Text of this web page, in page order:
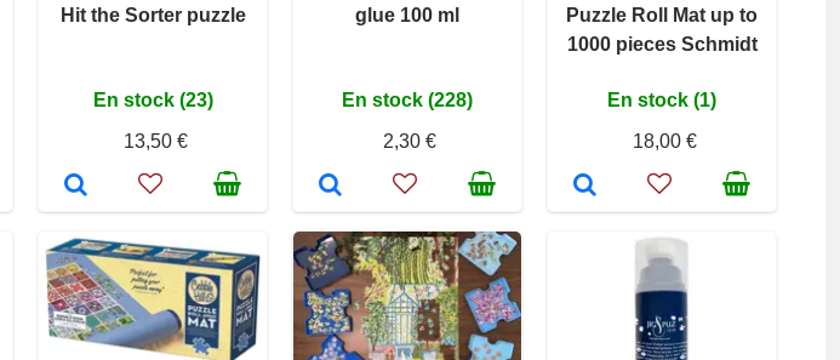
Hit the Sorter puzzle
En stock (23)
13,50 €
glue 100 ml
En stock (228)
2,30 €
Puzzle Roll Mat up to
1000 pieces Schmidt
En stock (1)
18,00 €